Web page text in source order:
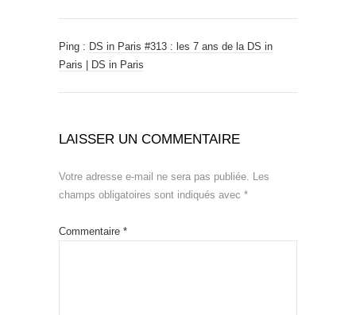
Ping : DS in Paris #313 : les 7 ans de la DS in
Paris | DS in Paris
LAISSER UN COMMENTAIRE
Votre adresse e-mail ne sera pas publiée. Les
champs obligatoires sont indiqués avec *
Commentaire *